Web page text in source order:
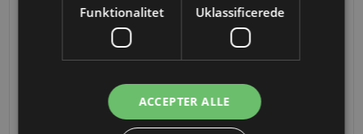
Funktionalitet Uklassificerede
ACCEPTER ALLE